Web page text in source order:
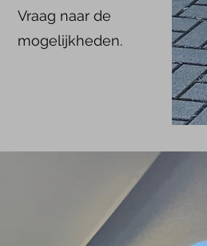
Vraag naar de
mogelijkheden.